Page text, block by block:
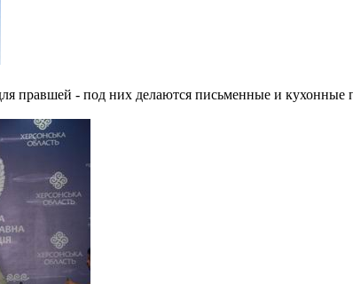
правшей - под них делаются письменные и